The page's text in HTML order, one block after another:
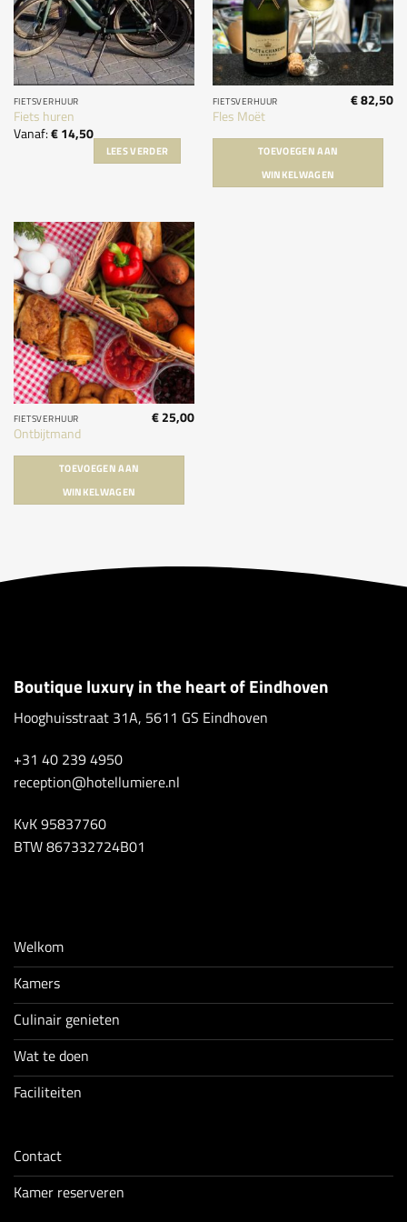
FIETSVERHUUR
Fiets huren
Vanaf:€14,50
LEES VERDER
FIETSVERHUUR
Fles Moët
€82,50
TOEVOEGEN AAN
WINKELWAGEN
FIETSVERHUUR
Ontbijtmand
€ 25,00
TOEVOEGEN AAN
WINKELWAGEN
Boutique luxury in the heart of Eindhoven
Hooghuisstraat 31A, 5611 GS Eindhoven
+31 40 239 4950
reception@hotellumiere.nl
KvK 95837760
BTW 867332724B01
Welkom
Kamers
Culinair genieten
Wat te doen
Faciliteiten
Contact
Kamer reserveren